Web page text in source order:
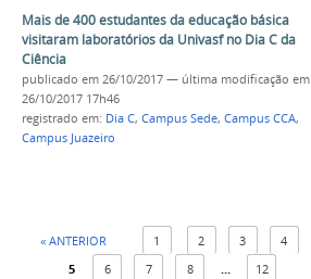
Mais de 400 estudantes da educação básica
visitaram laboratórios da Univasf no Dia C da
Ciência
publicado em 26/10/2017 — última modificação em
26/10/2017 17h46
registrado em: Dia C, Campus Sede, Campus CCA,
Campus Juazeiro
« ANTERIOR 1 2 3
4
5
6 7 8 ...
12